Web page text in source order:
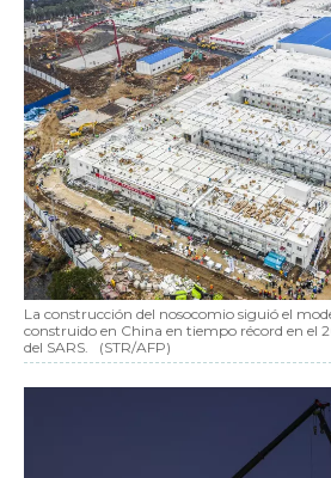
La construcción del nosocomio siguió el
construido en China en tiempo récord en el
del SARS.
(STR/AFP)